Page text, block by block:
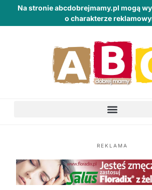
Na stronie abcdobrejmamy.pl mogą
o charakterze
REKLAMA